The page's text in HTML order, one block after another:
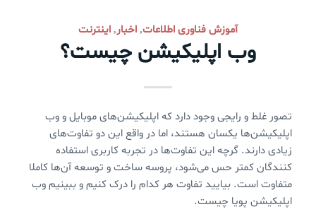
آموزش فناوری اطلاعات, اخبار, اینترنت
وب اپلیکیشن چیست؟
تصور غلط و رایجی وجود دارد که اپلیکیشن‌های موبایل و وب
اپلیکیشن‌ها یکسان هستند، اما در واقع این دو تفاوت‌های
زیادی دارند. گرچه این تفاوت‌ها در تجربه کاربری استفاده
کنندگان کمتر حس می‌شود، پروسه ساخت و توسعه آن‌ها کاملا
متفاوت است. بیایید تفاوت هر کدام را درک کنیم و ببینیم وب
اپلیکیشن پویا چیست.